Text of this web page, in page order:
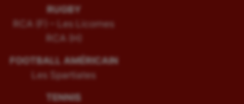
RUGBY
RCA (F) – Les Licornes
RCA (H)
FOOTBALL AMÉRICAIN
Les Spartiates
TENNIS